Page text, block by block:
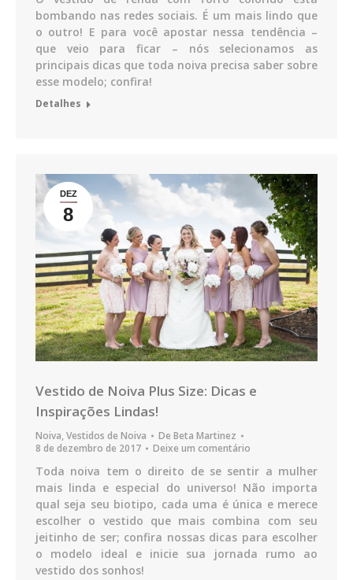
bombando nas redes sociais. É um mais lindo que
o outro! E para você apostar nessa tendência –
que veio para ficar – nós selecionamos as
principais dicas que toda noiva precisa saber sobre
esse modelo; confira!
Detalhes
DEZ
8
Vestido de Noiva Plus Size: Dicas e
Inspirações Lindas!
Noiva,Vestidos de Noiva De Beta Martinez
8 de dezembro de 2017
Deixe um comentário
Toda noiva tem o direito de se sentir a mulher
mais linda e especial do universo! Não importa
qual seja seu biotipo, cada uma é única e merece
escolher o vestido que mais combina com seu
jeitinho de ser; confira nossas dicas para escolher
o modelo ideal e inicie sua jornada rumo ao
vestido dos sonhos!